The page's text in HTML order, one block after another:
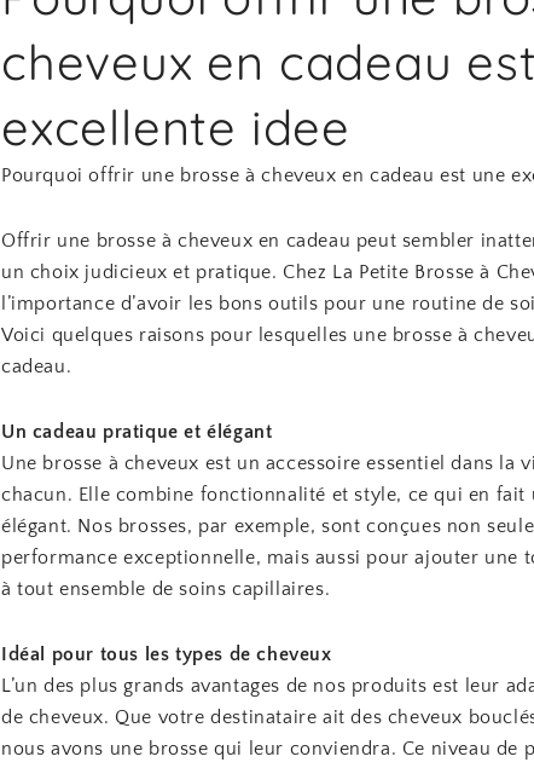
cheveux en cadeau
excellente idee
Pourquoi offrir une brosse à cheveux en cadeau est une
Offrir une brosse à cheveux en cadeau peut sembler
un choix judicieux et pratique. Chez La Petite Brosse à
l’importance d’avoir les bons outils pour une routine de
Voici quelques raisons pour lesquelles une brosse à
cadeau.
Un cadeau pratique et élégant
Une brosse à cheveux est un accessoire essentiel dans la
chacun. Elle combine fonctionnalité et style, ce qui en fait
élégant. Nos brosses, par exemple, sont conçues non
performance exceptionnelle, mais aussi pour ajouter une
à tout ensemble de soins capillaires.
Idéal pour tous les types de cheveux
L’un des plus grands avantages de nos produits est leur
de cheveux. Que votre destinataire ait des cheveux
nous avons une brosse qui leur conviendra. Ce niveau de